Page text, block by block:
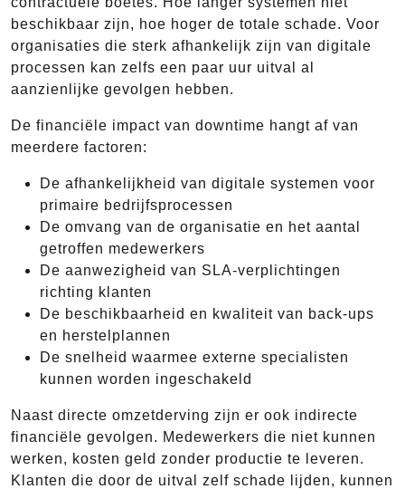
beschikbaar zijn, hoe hoger de totale schade. Voor
organisaties die sterk afhankelijk zijn van digitale
processen kan zelfs een paar uur uitval al
aanzienlijke gevolgen hebben.
De financiële impact van downtime hangt af van
meerdere factoren:
De afhankelijkheid van digitale systemen voor
primaire bedrijfsprocessen
De omvang van de organisatie en het aantal
getroffen medewerkers
De aanwezigheid van SLA-verplichtingen
richting klanten
De beschikbaarheid en kwaliteit van back-ups
en herstelplannen
De snelheid waarmee externe specialisten
kunnen worden ingeschakeld
Naast directe omzetderving zijn er ook indirecte
financiële gevolgen. Medewerkers die niet kunnen
werken, kosten geld zonder productie te leveren.
Klanten die door de uitval zelf schade lijden, kunnen